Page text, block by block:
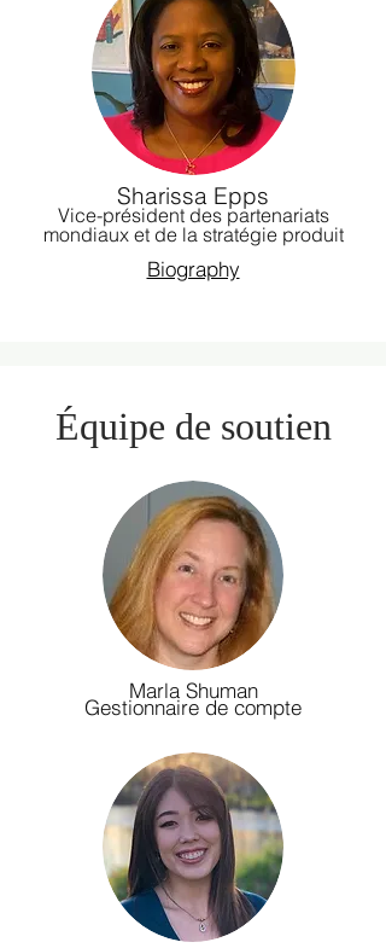
Sharissa Epps
Vice-président des partenariats
mondiaux et de la stratégie produit
Biography
Équipe de soutien
Marla Shuman
Gestionnaire de compte